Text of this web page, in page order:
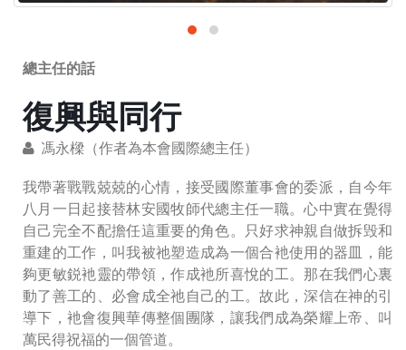
總主任的話
復興與同行
馮永樑（作者為本會國際總主任）
我帶著戰戰兢兢的心情，接受國際董事會的委派，自今年
八月一日起接替林安國牧師代總主任一職。心中實在覺得
自己完全不配擔任這重要的角色。只好求神親自做拆毁和
重建的工作，叫我被祂塑造成為一個合衪使用的器皿，能
夠更敏鋭衪靈的帶領，作成衪所喜悅的工。那在我們心裏
動了善工的、必會成全祂自己的工。故此，深信在神的引
導下，衪會復興華傳整個團隊，讓我們成為榮耀上帝、叫
萬民得祝福的一個管道。